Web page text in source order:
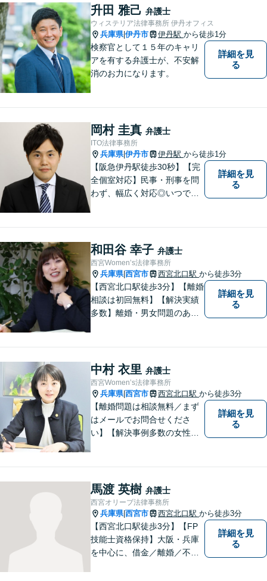
様と信頼関係を築いて紛争解
決し、解決後の人生を幸せに
過ごして頂きたいと願いを込
めています。
升田 雅己 弁護士
ウィステリア法律事務所 伊丹オフィス
兵庫県|伊丹市 伊丹駅 から徒歩1分
検察官として１５年のキャリ
アを有する弁護士が、不安解
消のお力になります。
詳細を見
る
岡村 圭真 弁護士
ITO法律事務所
兵庫県|伊丹市 伊丹駅 から徒歩1分
【阪急伊丹駅徒歩30秒】【完
全個室対応】民事・刑事を問
わず、幅広く対応◎いつでも
れず、尽力してまいります。
【メーカー法務経験あり】
詳細を見
る
和田谷 幸子 弁護士
西宮Women’s法律事務所
兵庫県|西宮市 西宮北口駅 から徒歩3分
【西宮北口駅徒歩3分】【離婚
相談は初回無料】【解決実績
多数】離婚・男女問題のあら
します。【土日祝日・夜間の
ご相談も対応可】【完全個室
／お子様同伴でも大丈夫で
す】
詳細を見
る
中村 衣里 弁護士
西宮Women’s法律事務所
兵庫県|西宮市 西宮北口駅 から徒歩3分
【離婚問題は相談無料／まず
はメールでお問合せくださ
い】【解決事例多数の女性弁
神戸・西宮・尼崎・芦屋でお
困りの女性はぜひご相談くだ
さい。【完全個室・お子様も
歓迎】
詳細を見
る
馬渡 英樹 弁護士
西宮オリーブ法律事務所
兵庫県|西宮市 西宮北口駅 から徒歩3分
【西宮北口駅徒歩3分】【FP
技能士資格保持】大阪・兵庫
を中心に、借金／離婚／不動
詳細を見
る